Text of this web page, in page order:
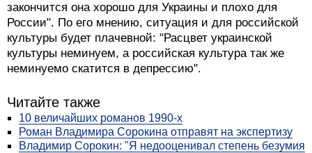
закончится она хорошо для Украины и плохо для
России". По его мнению, ситуация и для российской
культуры будет плачевной: "Расцвет украинской
культуры неминуем, а российская культура так же
неминуемо скатится в депрессию".
Читайте также
10 величайших романов 1990-х
Роман Владимира Сорокина отправят на экспертизу
Владимир Сорокин: "Я недооценивал степень безумия